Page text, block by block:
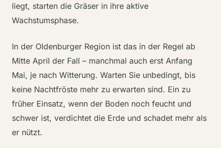
liegt, starten die Gräser in ihre aktive
Wachstumsphase.
In der Oldenburger Region ist das in der Regel ab
Mitte April der Fall – manchmal auch erst Anfang
Mai, je nach Witterung. Warten Sie unbedingt, bis
keine Nachtfröste mehr zu erwarten sind. Ein zu
früher Einsatz, wenn der Boden noch feucht und
schwer ist, verdichtet die Erde und schadet mehr als
er nützt.